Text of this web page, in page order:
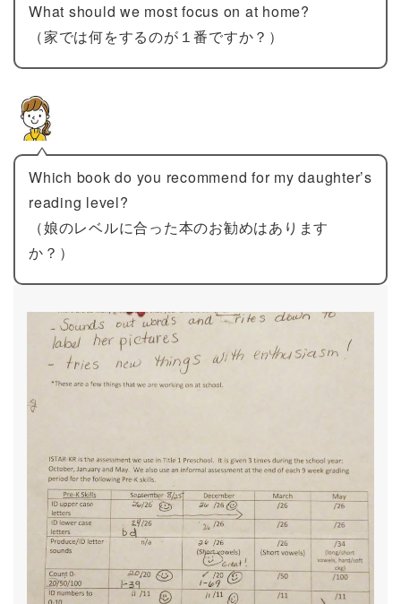
What should we most focus on at home?
（家では何をするのが１番ですか？）
Which book do you recommend for my daughter’s
reading level?
（娘のレベルに合った本のお勧めはあります
か？）